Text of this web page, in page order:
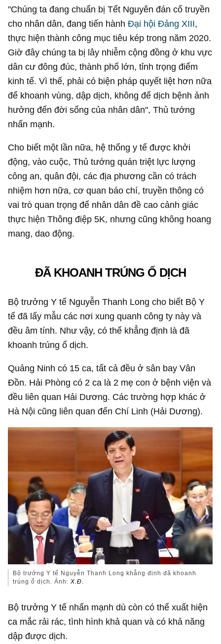
"Chúng ta đang chuẩn bị Tết Nguyên đán cổ truyền
cho nhân dân, đang tiến hànhĐại hội Đảng XIII,
thực hiện thành công mục tiêu kép trong năm 2020.
Giờ đây chúng ta bị lây nhiễm cộng đồng ở khu vực
dân cư đông đúc, thành phố lớn, tỉnh trọng điểm
kinh tế. Vì thế, phải có biện pháp quyết liệt hơn nữa
để khoanh vùng, dập dịch, không để dịch bệnh ảnh
hưởng đến đời sống của nhân dân", Thủ tướng
nhấn mạnh.
Cho biết một lần nữa, hệ thống y tế được khởi
động, vào cuộc, Thủ tướng quán triệt lực lượng
công an, quân đội, các địa phương cần có trách
nhiệm hơn nữa, cơ quan báo chí, truyền thông có
vai trò quan trọng để nhân dân đề cao cảnh giác
thực hiện Thông điệp 5K, nhưng cũng không hoang
mang, dao động.
ĐÃ KHOANH TRÚNG Ổ DỊCH
Bộ trưởng Y tế Nguyễn Thanh Long cho biết Bộ Y
tế đã lấy mẫu các nơi xung quanh công ty này và
đều âm tính. Như vậy, có thể khẳng định là đã
khoanh trúng ổ dịch.
Quảng Ninh có 15 ca, tất cả đều ở sân bay Vân
Đồn. Hải Phòng có 2 ca là 2 mẹ con ở bệnh viện và
đều liên quan Hải Dương. Các trường hợp khác ở
Hà Nội cũng liên quan đến Chí Linh (Hải Dương).
Bộ trưởng Y tế Nguyễn Thanh Long khẳng định đã khoanh
trúng ổ dịch. Ảnh:X.Đ.
Bộ trưởng Y tế nhấn mạnh dù còn có thể xuất hiện
ca mắc rải rác, tình hình khả quan và có khả năng
dập được dịch.